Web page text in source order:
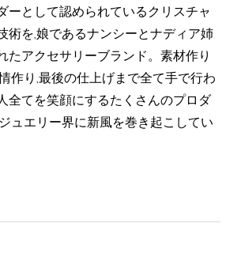
ーとして認められているクリスチャ
術を,娘であるナンシーとナディア姉
たアクセサリーブランド。素材作り
作り,最後の仕上げまで全て手で行わ
全てを笑顔にするたくさんのプロダ
ュエリー界に新風を巻き起こしてい